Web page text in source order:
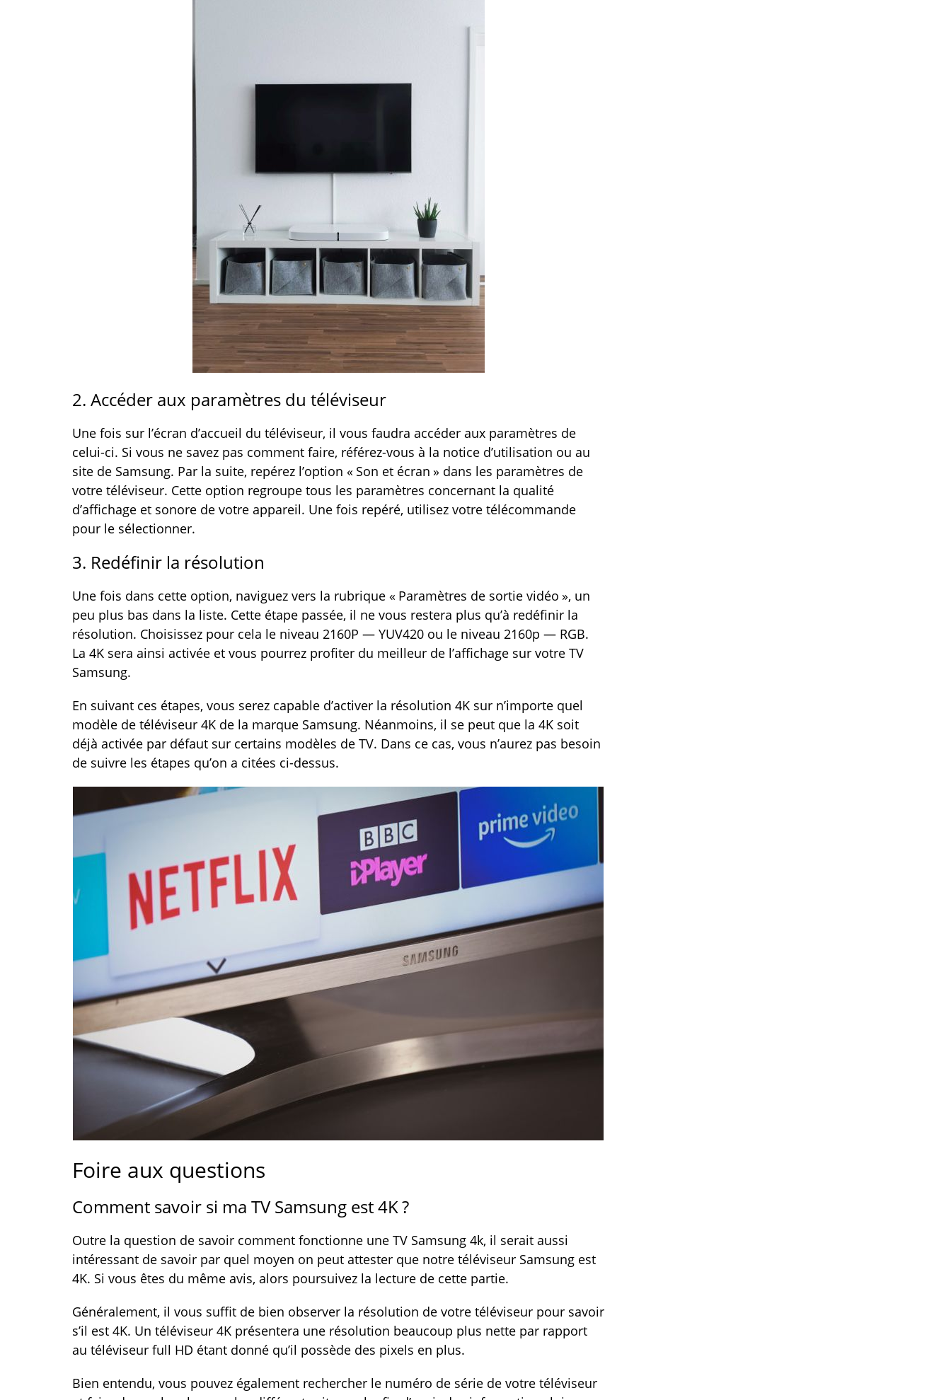
2. Accéder aux paramètres du téléviseur
Une fois sur l’écran d’accueil du téléviseur, il vous faudra accéder aux paramètres de
celui-ci. Si vous ne savez pas comment faire, référez-vous à la notice d’utilisation ou au
site de Samsung. Par la suite, repérez l’option « Son et écran » dans les paramètres de
votre téléviseur. Cette option regroupe tous les paramètres concernant la qualité
d’affichage et sonore de votre appareil. Une fois repéré, utilisez votre télécommande
pour le sélectionner.
3. Redéfinir la résolution
Une fois dans cette option, naviguez vers la rubrique « Paramètres de sortie vidéo », un
peu plus bas dans la liste. Cette étape passée, il ne vous restera plus qu’à redéfinir la
résolution. Choisissez pour cela le niveau 2160P — YUV420 ou le niveau 2160p — RGB.
La 4K sera ainsi activée et vous pourrez profiter du meilleur de l’affichage sur votre TV
Samsung.
En suivant ces étapes, vous serez capable d’activer la résolution 4K sur n’importe quel
modèle de téléviseur 4K de la marque Samsung. Néanmoins, il se peut que la 4K soit
déjà activée par défaut sur certains modèles de TV. Dans ce cas, vous n’aurez pas besoin
de suivre les étapes qu’on a citées ci-dessus.
Foire aux questions
Comment savoir si ma TV Samsung est 4K ?
Outre la question de savoir comment fonctionne une TV Samsung 4k, il serait aussi
intéressant de savoir par quel moyen on peut attester que notre téléviseur Samsung est
4K. Si vous êtes du même avis, alors poursuivez la lecture de cette partie.
Généralement, il vous suffit de bien observer la résolution de votre téléviseur pour savoir
s’il est 4K. Un téléviseur 4K présentera une résolution beaucoup plus nette par rapport
au téléviseur full HD étant donné qu’il possède des pixels en plus.
Bien entendu, vous pouvez également rechercher le numéro de série de votre téléviseur